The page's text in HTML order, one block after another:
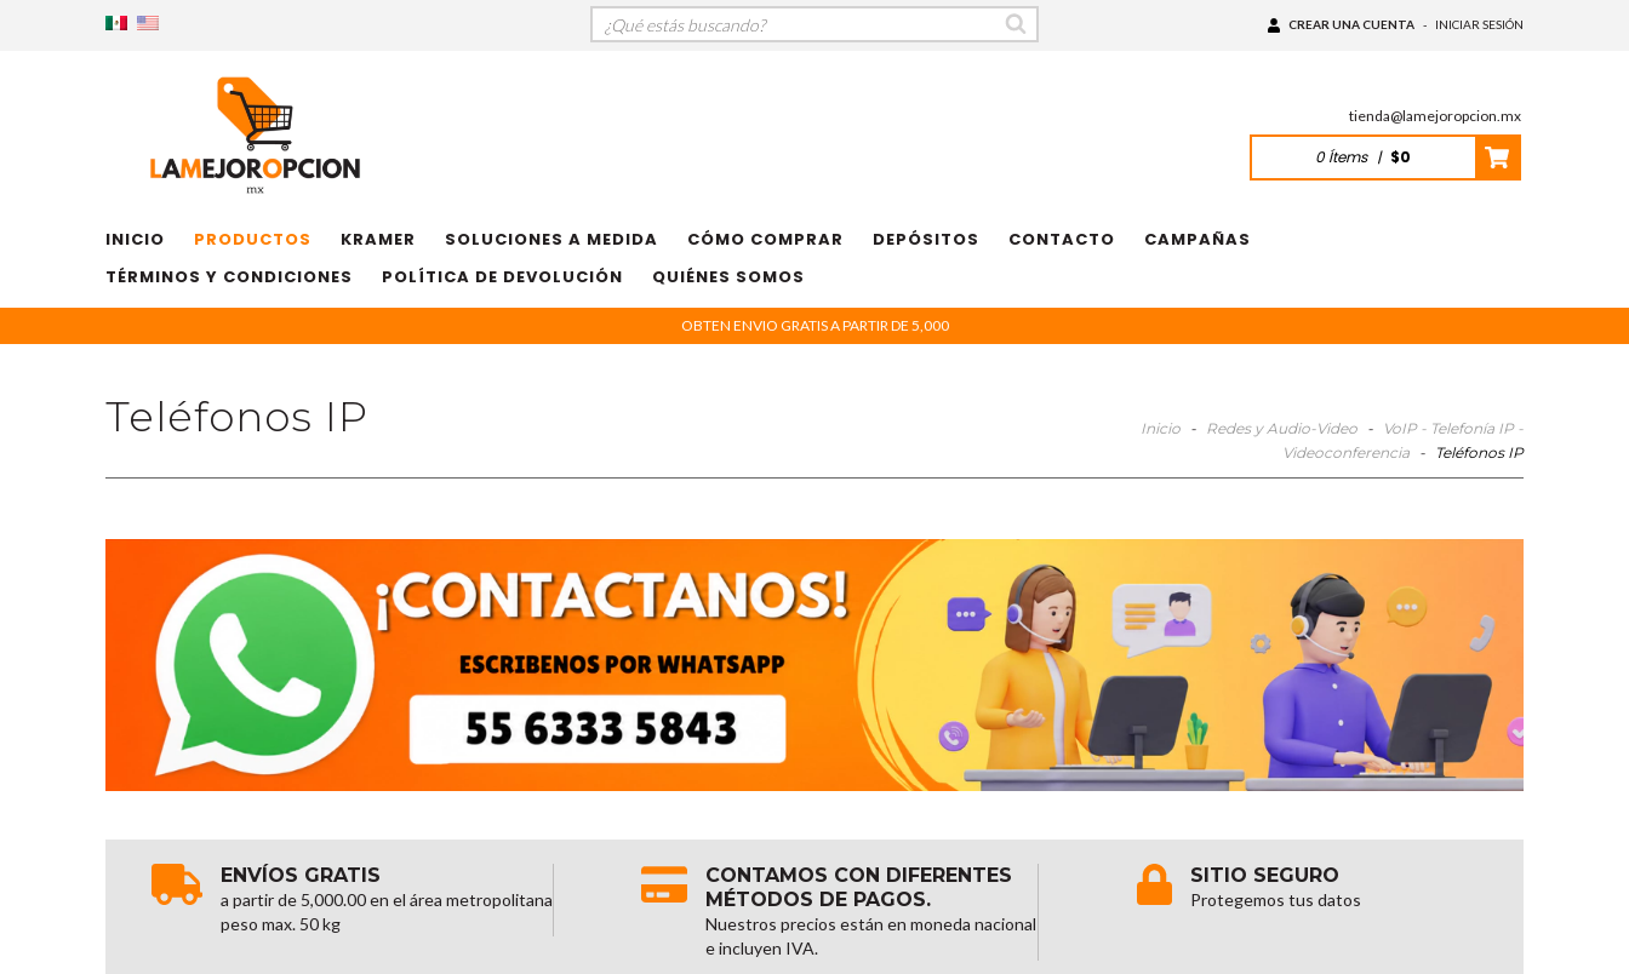
CREAR UNA CUENTA - INICIAR SESIÓN
tienda@lamejoropcion.mx
0Ítems | $0
INICIO PRODUCTOS KRAMER SOLUCIONES A MEDIDA CÓMO COMPRAR DEPÓSITOS CONTACTO
CAMPAÑAS
TÉRMINOS Y CONDICIONES
POLÍTICA DE DEVOLUCIÓN QUIÉNES SOMOS
OBTEN ENVIO GRATIS A PARTIR DE 5,000
Teléfonos IP Inicio - Redes y Audio-Video -
VoIP - Telefonía IP -
Videoconferencia - Teléfonos IP
ENVÍOS GRATIS
a partir de 5,000.00 en el área metropolitana
peso max. 50 kg
CONTAMOS CON DIFERENTES
MÉTODOS DE PAGOS.
Nuestros precios están en moneda nacional
e incluyen IVA.
SITIO SEGURO
Protegemos tus datos